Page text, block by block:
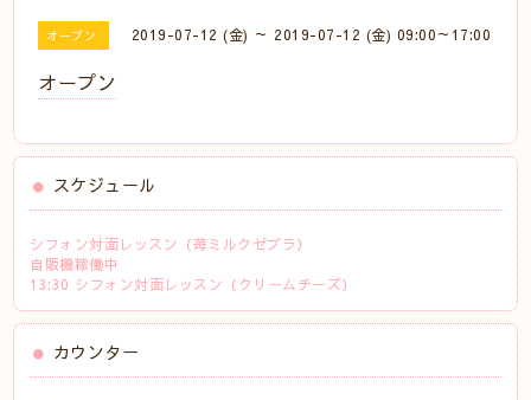
オープン 2019-07-12 (金) ～ 2019-07-12 (金) 09:00～17:00
オープン
スケジュール
シフォン対面レッスン（苺ミルクゼブラ）
自販機稼働中
13:30 シフォン対面レッスン（クリームチーズ）
カウンター